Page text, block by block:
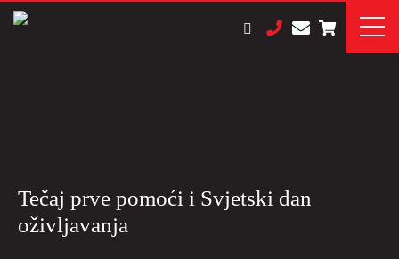
Tečaj prve pomoći i Svjetski dan
oživljavanja